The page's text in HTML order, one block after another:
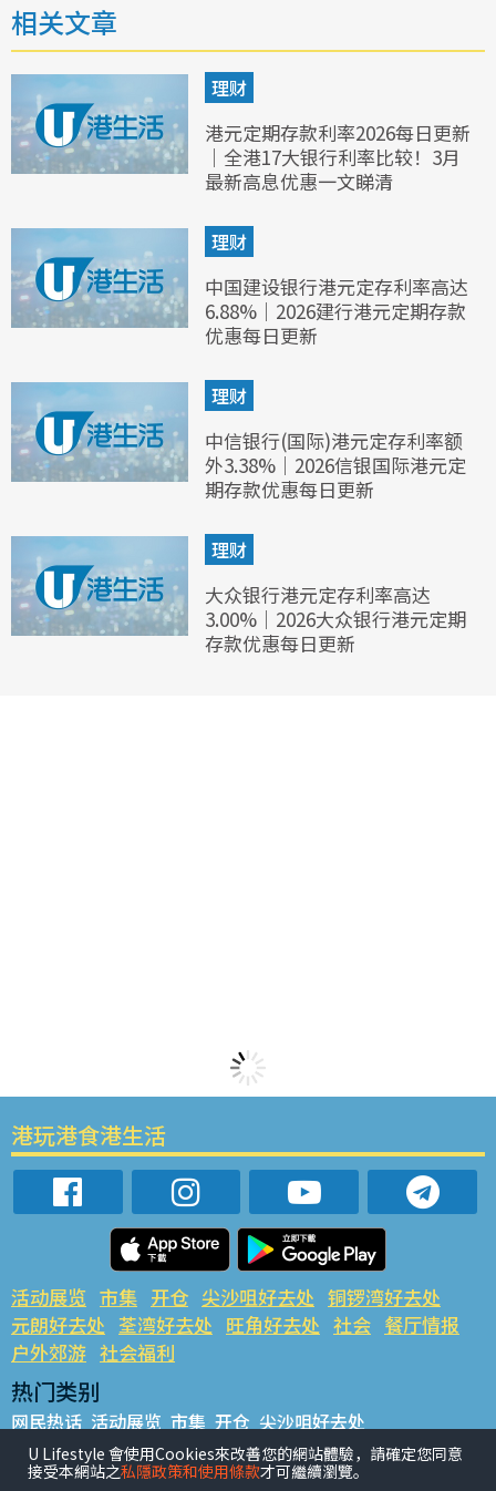
相关文章
理财
港元定期存款利率2026每日更新
｜全港17大银行利率比较！3月
最新高息优惠一文睇清
理财
中国建设银行港元定存利率高达
6.88%｜2026建行港元定期存款
优惠每日更新
理财
中信银行(国际)港元定存利率额
外3.38%｜2026信银国际港元定
期存款优惠每日更新
理财
大众银行港元定存利率高达
3.00%｜2026大众银行港元定期
存款优惠每日更新
港玩港食港生活
活动展览 市集 开仓 尖沙咀好去处 铜锣湾好去处
元朗好去处 荃湾好去处 旺角好去处 社会 餐厅情报
户外郊游 社会福利
热门类别
网民热话 活动展览 市集 开仓 尖沙咀好去处
铜锣湾好去处 元朗好去处 荃湾好去处 旺角好去处 社会
餐厅情报 户外郊游
U Lifestyle 會使用Cookies來改善您的網站體驗，請確定您同意
接受本網站之私隱政策和使用條款才可繼續瀏覽。